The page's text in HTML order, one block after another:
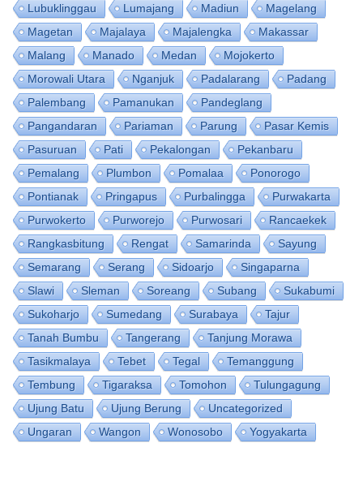
Lubuklinggau
Lumajang Madiun
Magelang
Magetan
Majalaya Majalengka
Makassar
Malang
Manado Medan
Mojokerto
Morowali Utara
Nganjuk Padalarang
Padang
Palembang
Pamanukan
Pandeglang
Pangandaran
Pariaman Parung
Pasar Kemis
Pasuruan
Pati Pekalongan
Pekanbaru
Pemalang
Plumbon Pomalaa
Ponorogo
Pontianak
Pringapus Purbalingga
Purwakarta
Purwokerto
Purworejo Purwosari
Rancaekek
Rangkasbitung
Rengat Samarinda
Sayung
Semarang
Serang Sidoarjo
Singaparna
Slawi
Sleman Soreang Subang
Sukabumi
Sukoharjo
Sumedang Surabaya
Tajur
Tanah Bumbu
Tangerang
Tanjung Morawa
Tasikmalaya
Tebet Tegal
Temanggung
Tembung
Tigaraksa Tomohon
Tulungagung
Ujung Batu
Ujung Berung
Uncategorized
Ungaran
Wangon Wonosobo Yogyakarta